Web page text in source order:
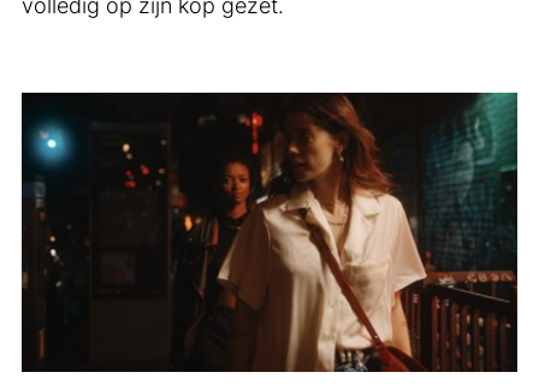
volledig op zijn kop gezet.